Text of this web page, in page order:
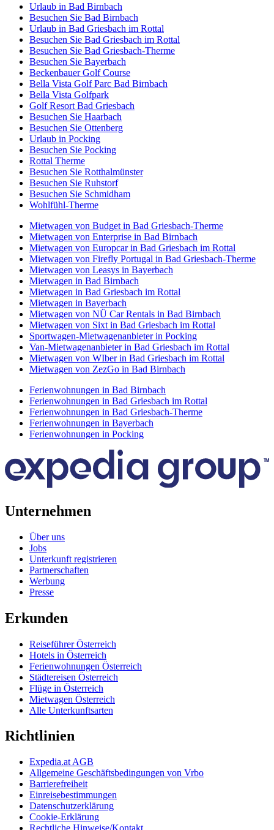
Urlaub in Bad Birnbach
Besuchen Sie Bad Birnbach
Urlaub in Bad Griesbach im Rottal
Besuchen Sie Bad Griesbach im Rottal
Besuchen Sie Bad Griesbach-Therme
Besuchen Sie Bayerbach
Beckenbauer Golf Course
Bella Vista Golf Parc Bad Birnbach
Bella Vista Golfpark
Golf Resort Bad Griesbach
Besuchen Sie Haarbach
Besuchen Sie Ottenberg
Urlaub in Pocking
Besuchen Sie Pocking
Rottal Therme
Besuchen Sie Rotthalmünster
Besuchen Sie Ruhstorf
Besuchen Sie Schmidham
Wohlfühl-Therme
Mietwagen von Budget in Bad Griesbach-Therme
Mietwagen von Enterprise in Bad Birnbach
Mietwagen von Europcar in Bad Griesbach im Rottal
Mietwagen von Firefly Portugal in Bad Griesbach-Therme
Mietwagen von Leasys in Bayerbach
Mietwagen in Bad Birnbach
Mietwagen in Bad Griesbach im Rottal
Mietwagen in Bayerbach
Mietwagen von NÜ Car Rentals in Bad Birnbach
Mietwagen von Sixt in Bad Griesbach im Rottal
Sportwagen-Mietwagenanbieter in Pocking
Van-Mietwagenanbieter in Bad Griesbach im Rottal
Mietwagen von WIber in Bad Griesbach im Rottal
Mietwagen von ZezGo in Bad Birnbach
Ferienwohnungen in Bad Birnbach
Ferienwohnungen in Bad Griesbach im Rottal
Ferienwohnungen in Bad Griesbach-Therme
Ferienwohnungen in Bayerbach
Ferienwohnungen in Pocking
Unternehmen
Über uns
Jobs
Unterkunft registrieren
Partnerschaften
Werbung
Presse
Erkunden
Reiseführer Österreich
Hotels in Österreich
Ferienwohnungen Österreich
Städtereisen Österreich
Flüge in Österreich
Mietwagen Österreich
Alle Unterkunftsarten
Richtlinien
Expedia.at AGB
Allgemeine Geschäftsbedingungen von Vrbo
Barrierefreiheit
Einreisebestimmungen
Datenschutzerklärung
Cookie-Erklärung